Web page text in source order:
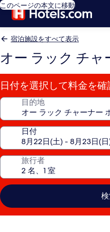
このページの本文に移動
宿泊施設をすべて表示
オー ラック チャ
日付を選択して料金を確
目的地
日付
旅行者